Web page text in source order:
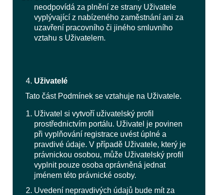
neodpovídá za plnění ze strany Uživatele
vyplývající z nabízeného zaměstnání ani za
uzavření pracovního či jiného smluvního
vztahu s Uživatelem.
Uživatelé
Tato část Podmínek se vztahuje na Uživatele.
Uživatel si vytvoří uživatelský profil
prostřednictvím portálu. Uživatel je povinen
při vyplňování registrace uvést úplné a
pravdivé údaje. V případě Uživatele, který je
právnickou osobou, může Uživatelský profil
vyplnit pouze osoba oprávněná jednat
jménem této právnické osoby.
Uvedení nepravdivých údajů bude mít za